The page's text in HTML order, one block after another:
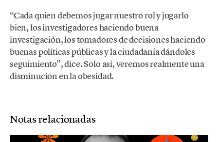
“Cada quien debemos jugar nuestro rol y jugarlo
bien, los investigadores haciendo buena
investigación, los tomadores de decisiones haciendo
buenas políticas públicas y la ciudadanía dándoles
seguimiento”, dice. Solo así, veremos realmente una
disminución en la obesidad.
Notas relacionadas